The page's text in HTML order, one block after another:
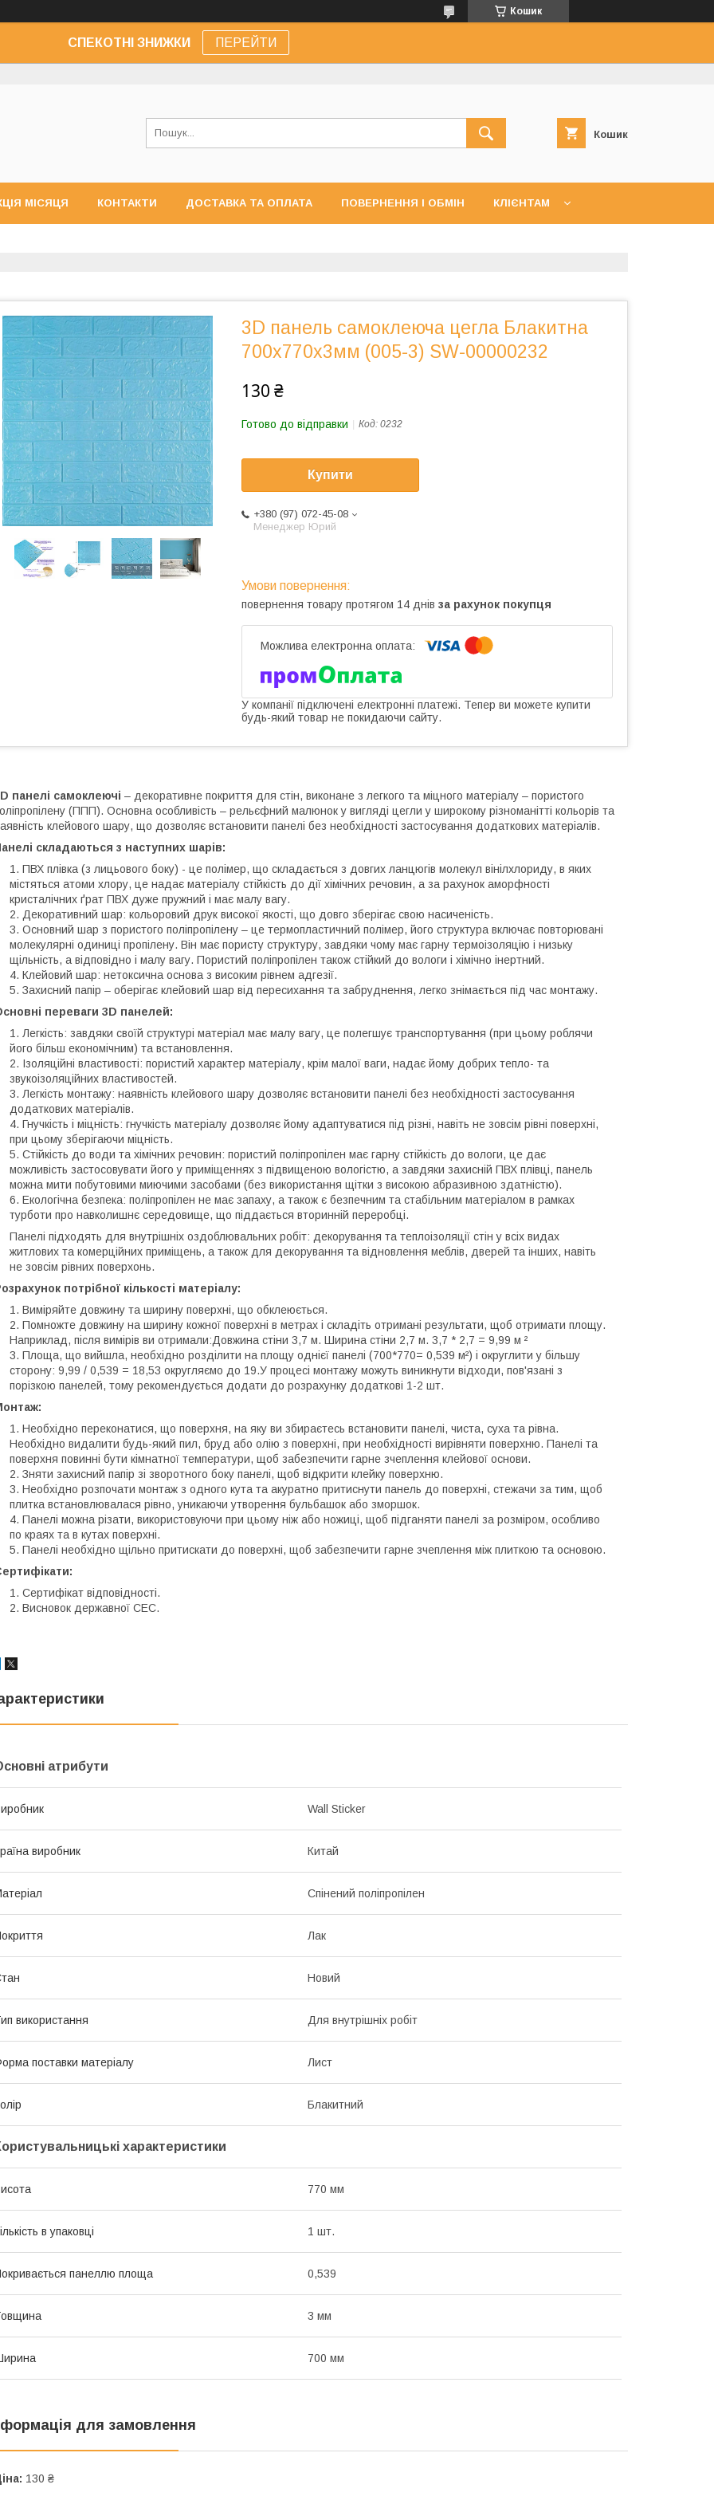
Кошик
СПЕКОТНІ ЗНИЖКИ ПЕРЕЙТИ
Кошик
МІСЯЦЯ КОНТАКТИ ДОСТАВКА ТА ОПЛАТА ПОВЕРНЕННЯ І ОБМІН КЛІЄНТАМ
3D панель самоклеюча цегла Блакитна
700х770х3мм (005-3) SW-00000232
130 ₴
Готово до відправки Код: 0232
Купити
+380 (97) 072-45-08
Менеджер Юрий
повернення товару протягом 14 днів за рахунок покупця
У компанії підключені електронні платежі. Тепер ви можете купити
будь-який товар не покидаючи сайту.
панелі самоклеючі – декоративне покриття для стін, виконане з легкого та міцного матеріалу – пористого
(ППП). Основна особливість – рельєфний малюнок у вигляді цегли у широкому різноманітті кольорів та
клейового шару, що дозволяє встановити панелі без необхідності застосування додаткових матеріалів.
складаються з наступних шарів:
ПВХ плівка (з лицьового боку) - це полімер, що складається з довгих ланцюгів молекул вінілхлориду, в яких
містяться атоми хлору, це надає матеріалу стійкість до дії хімічних речовин, а за рахунок аморфності
кристалічних ґрат ПВХ дуже пружний і має малу вагу.
Декоративний шар: кольоровий друк високої якості, що довго зберігає свою насиченість.
Основний шар з пористого поліпропілену – це термопластичний полімер, його структура включає повторювані
молекулярні одиниці пропілену. Він має пористу структуру, завдяки чому має гарну термоізоляцію і низьку
щільність, а відповідно і малу вагу. Пористий поліпропілен також стійкий до вологи і хімічно інертний.
Клейовий шар: нетоксична основа з високим рівнем адгезії.
Захисний папір – оберігає клейовий шар від пересихання та забруднення, легко знімається під час монтажу.
переваги 3D панелей:
Легкість: завдяки своїй структурі матеріал має малу вагу, це полегшує транспортування (при цьому роблячи
його більш економічним) та встановлення.
Ізоляційні властивості: пористий характер матеріалу, крім малої ваги, надає йому добрих тепло- та
звукоізоляційних властивостей.
Легкість монтажу: наявність клейового шару дозволяє встановити панелі без необхідності застосування
додаткових матеріалів.
Гнучкість і міцність: гнучкість матеріалу дозволяє йому адаптуватися під різні, навіть не зовсім рівні поверхні,
при цьому зберігаючи міцність.
Стійкість до води та хімічних речовин: пористий поліпропілен має гарну стійкість до вологи, це дає
можливість застосовувати його у приміщеннях з підвищеною вологістю, а завдяки захисній ПВХ плівці, панель
можна мити побутовими миючими засобами (без використання щітки з високою абразивною здатністю).
Екологічна безпека: поліпропілен не має запаху, а також є безпечним та стабільним матеріалом в рамках
турботи про навколишнє середовище, що піддається вторинній переробці.
Панелі підходять для внутрішніх оздоблювальних робіт: декорування та теплоізоляції стін у всіх видах
житлових та комерційних приміщень, а також для декорування та відновлення меблів, дверей та інших, навіть
не зовсім рівних поверхонь.
потрібної кількості матеріалу:
Виміряйте довжину та ширину поверхні, що обклеюється.
Помножте довжину на ширину кожної поверхні в метрах і складіть отримані результати, щоб отримати площу.
Наприклад, після вимірів ви отримали:Довжина стіни 3,7 м. Ширина стіни 2,7 м. 3,7 * 2,7 = 9,99 м ²
Площа, що вийшла, необхідно розділити на площу однієї панелі (700*770= 0,539 м²) і округлити у більшу
сторону: 9,99 / 0,539 = 18,53 округляємо до 19.У процесі монтажу можуть виникнути відходи, пов'язані з
порізкою панелей, тому рекомендується додати до розрахунку додаткові 1-2 шт.
Необхідно переконатися, що поверхня, на яку ви збираєтесь встановити панелі, чиста, суха та рівна.
Необхідно видалити будь-який пил, бруд або олію з поверхні, при необхідності вирівняти поверхню. Панелі та
поверхня повинні бути кімнатної температури, щоб забезпечити гарне зчеплення клейової основи.
Зняти захисний папір зі зворотного боку панелі, щоб відкрити клейку поверхню.
Необхідно розпочати монтаж з одного кута та акуратно притиснути панель до поверхні, стежачи за тим, щоб
плитка встановлювалася рівно, уникаючи утворення бульбашок або зморшок.
Панелі можна різати, використовуючи при цьому ніж або ножиці, щоб підганяти панелі за розміром, особливо
по краях та в кутах поверхні.
Панелі необхідно щільно притискати до поверхні, щоб забезпечити гарне зчеплення між плиткою та основою.
Сертифікат відповідності.
Висновок державної СЕС.
атрибути
Wall Sticker
виробник Китай
Спінений поліпропілен
Лак
Новий
використання Для внутрішніх робіт
поставки матеріалу Лист
Блакитний
характеристики
770 мм
в упаковці 1 шт.
панеллю площа 0,539
3 мм
700 мм
для замовлення
130 ₴